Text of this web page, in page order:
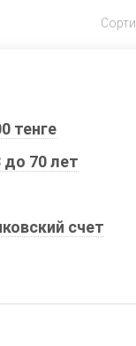
тенге
до 70 лет
счет